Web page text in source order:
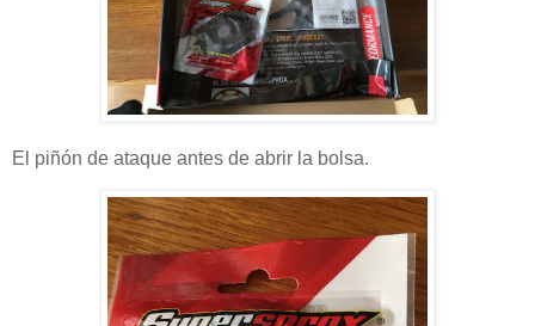
El piñón de ataque antes de abrir la bolsa.